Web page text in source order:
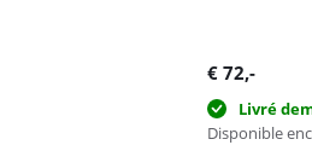
€ 72,-
Livré
Disponible